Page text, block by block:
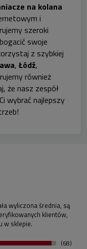
na kolana
i
szeroki
swoje
z szybkiej
, Łódź,
również
że nasz zespół
wybrać najlepszy
wyliczona średnia, są
klientów,
w sklepie.
(68)